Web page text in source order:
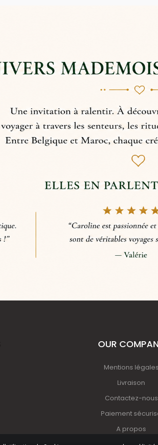
OUR
Mentions légales
Livraison
Contactez-nous
Paiement
A propos